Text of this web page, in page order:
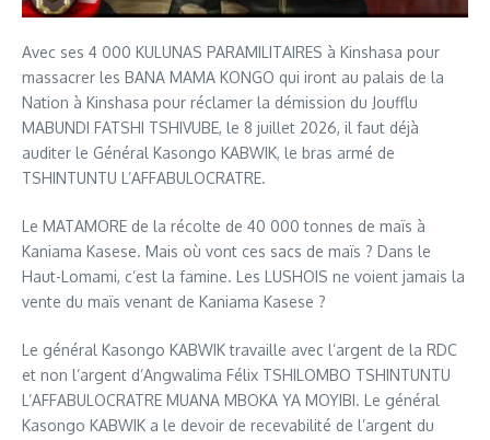
Avec ses 4 000 KULUNAS PARAMILITAIRES à Kinshasa pour
massacrer les BANA MAMA KONGO qui iront au palais de la
Nation à Kinshasa pour réclamer la démission du Joufflu
MABUNDI FATSHI TSHIVUBE, le 8 juillet 2026, il faut déjà
auditer le Général Kasongo KABWIK, le bras armé de
TSHINTUNTU L’AFFABULOCRATRE.
Le MATAMORE de la récolte de 40 000 tonnes de maïs à
Kaniama Kasese. Mais où vont ces sacs de maïs ? Dans le
Haut-Lomami, c’est la famine. Les LUSHOIS ne voient jamais la
vente du maïs venant de Kaniama Kasese ?
Le général Kasongo KABWIK travaille avec l’argent de la RDC
et non l’argent d’Angwalima Félix TSHILOMBO TSHINTUNTU
L’AFFABULOCRATRE MUANA MBOKA YA MOYIBI. Le général
Kasongo KABWIK a le devoir de recevabilité de l’argent du